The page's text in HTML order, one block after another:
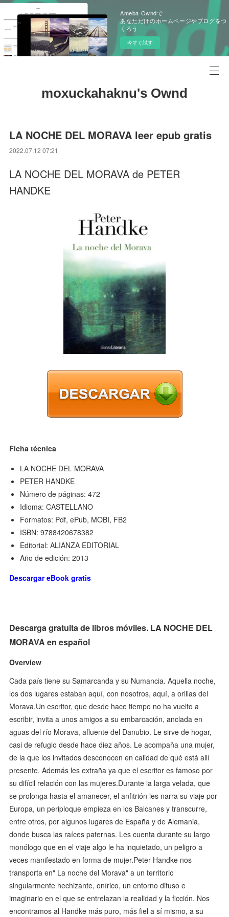
Ameba Owndで
あなただけのホームページやブログをつ
くろう
今すぐ試す
moxuckahaknu's Ownd
LA NOCHE DEL MORAVA leer epub gratis
2022.07.12 07:21
LA NOCHE DEL MORAVA de PETER
HANDKE
Ficha técnica
LA NOCHE DEL MORAVA
PETER HANDKE
Número de páginas: 472
Idioma: CASTELLANO
Formatos: Pdf, ePub, MOBI, FB2
ISBN: 9788420678382
Editorial: ALIANZA EDITORIAL
Año de edición: 2013
Descargar eBook gratis
Descarga gratuita de libros móviles. LA NOCHE DEL
MORAVA en español
Overview
Cada país tiene su Samarcanda y su Numancia. Aquella noche,
los dos lugares estaban aquí, con nosotros, aquí, a orillas del
Morava.Un escritor, que desde hace tiempo no ha vuelto a
escribir, invita a unos amigos a su embarcación, anclada en
aguas del río Morava, afluente del Danubio. Le sirve de hogar,
casi de refugio desde hace diez años. Le acompaña una mujer,
de la que los invitados desconocen en calidad de qué está allí
presente. Además les extraña ya que el escritor es famoso por
su difícil relación con las mujeres.Durante la larga velada, que
se prolonga hasta el amanecer, el anfitrión les narra su viaje por
Europa, un periploque empieza en los Balcanes y transcurre,
entre otros, por algunos lugares de España y de Alemania,
donde busca las raíces paternas. Les cuenta durante su largo
monólogo que en el viaje algo le ha inquietado, un peligro a
veces manifestado en forma de mujer.Peter Handke nos
transporta en" La noche del Morava" a un territorio
singularmente hechizante, onírico, un entorno difuso e
imaginario en el que se entrelazan la realidad y la ficción. Nos
encontramos al Handke más puro, más fiel a sí mismo, a su